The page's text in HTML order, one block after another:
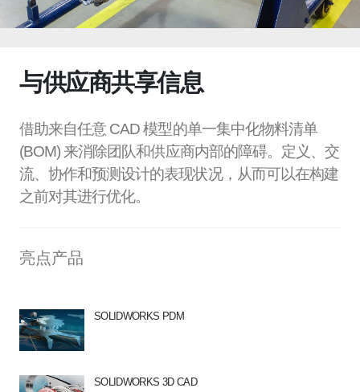
与供应商共享信息
借助来自任意 CAD 模型的单一集中化物料清单
(BOM) 来消除团队和供应商内部的障碍。定义、交
流、协作和预测设计的表现状况，从而可以在构建
之前对其进行优化。
亮点产品
SOLIDWORKS PDM
SOLIDWORKS 3D CAD